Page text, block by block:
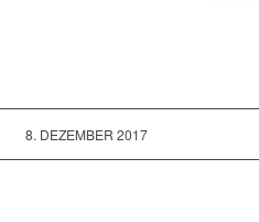
8. DEZEMBER 2017